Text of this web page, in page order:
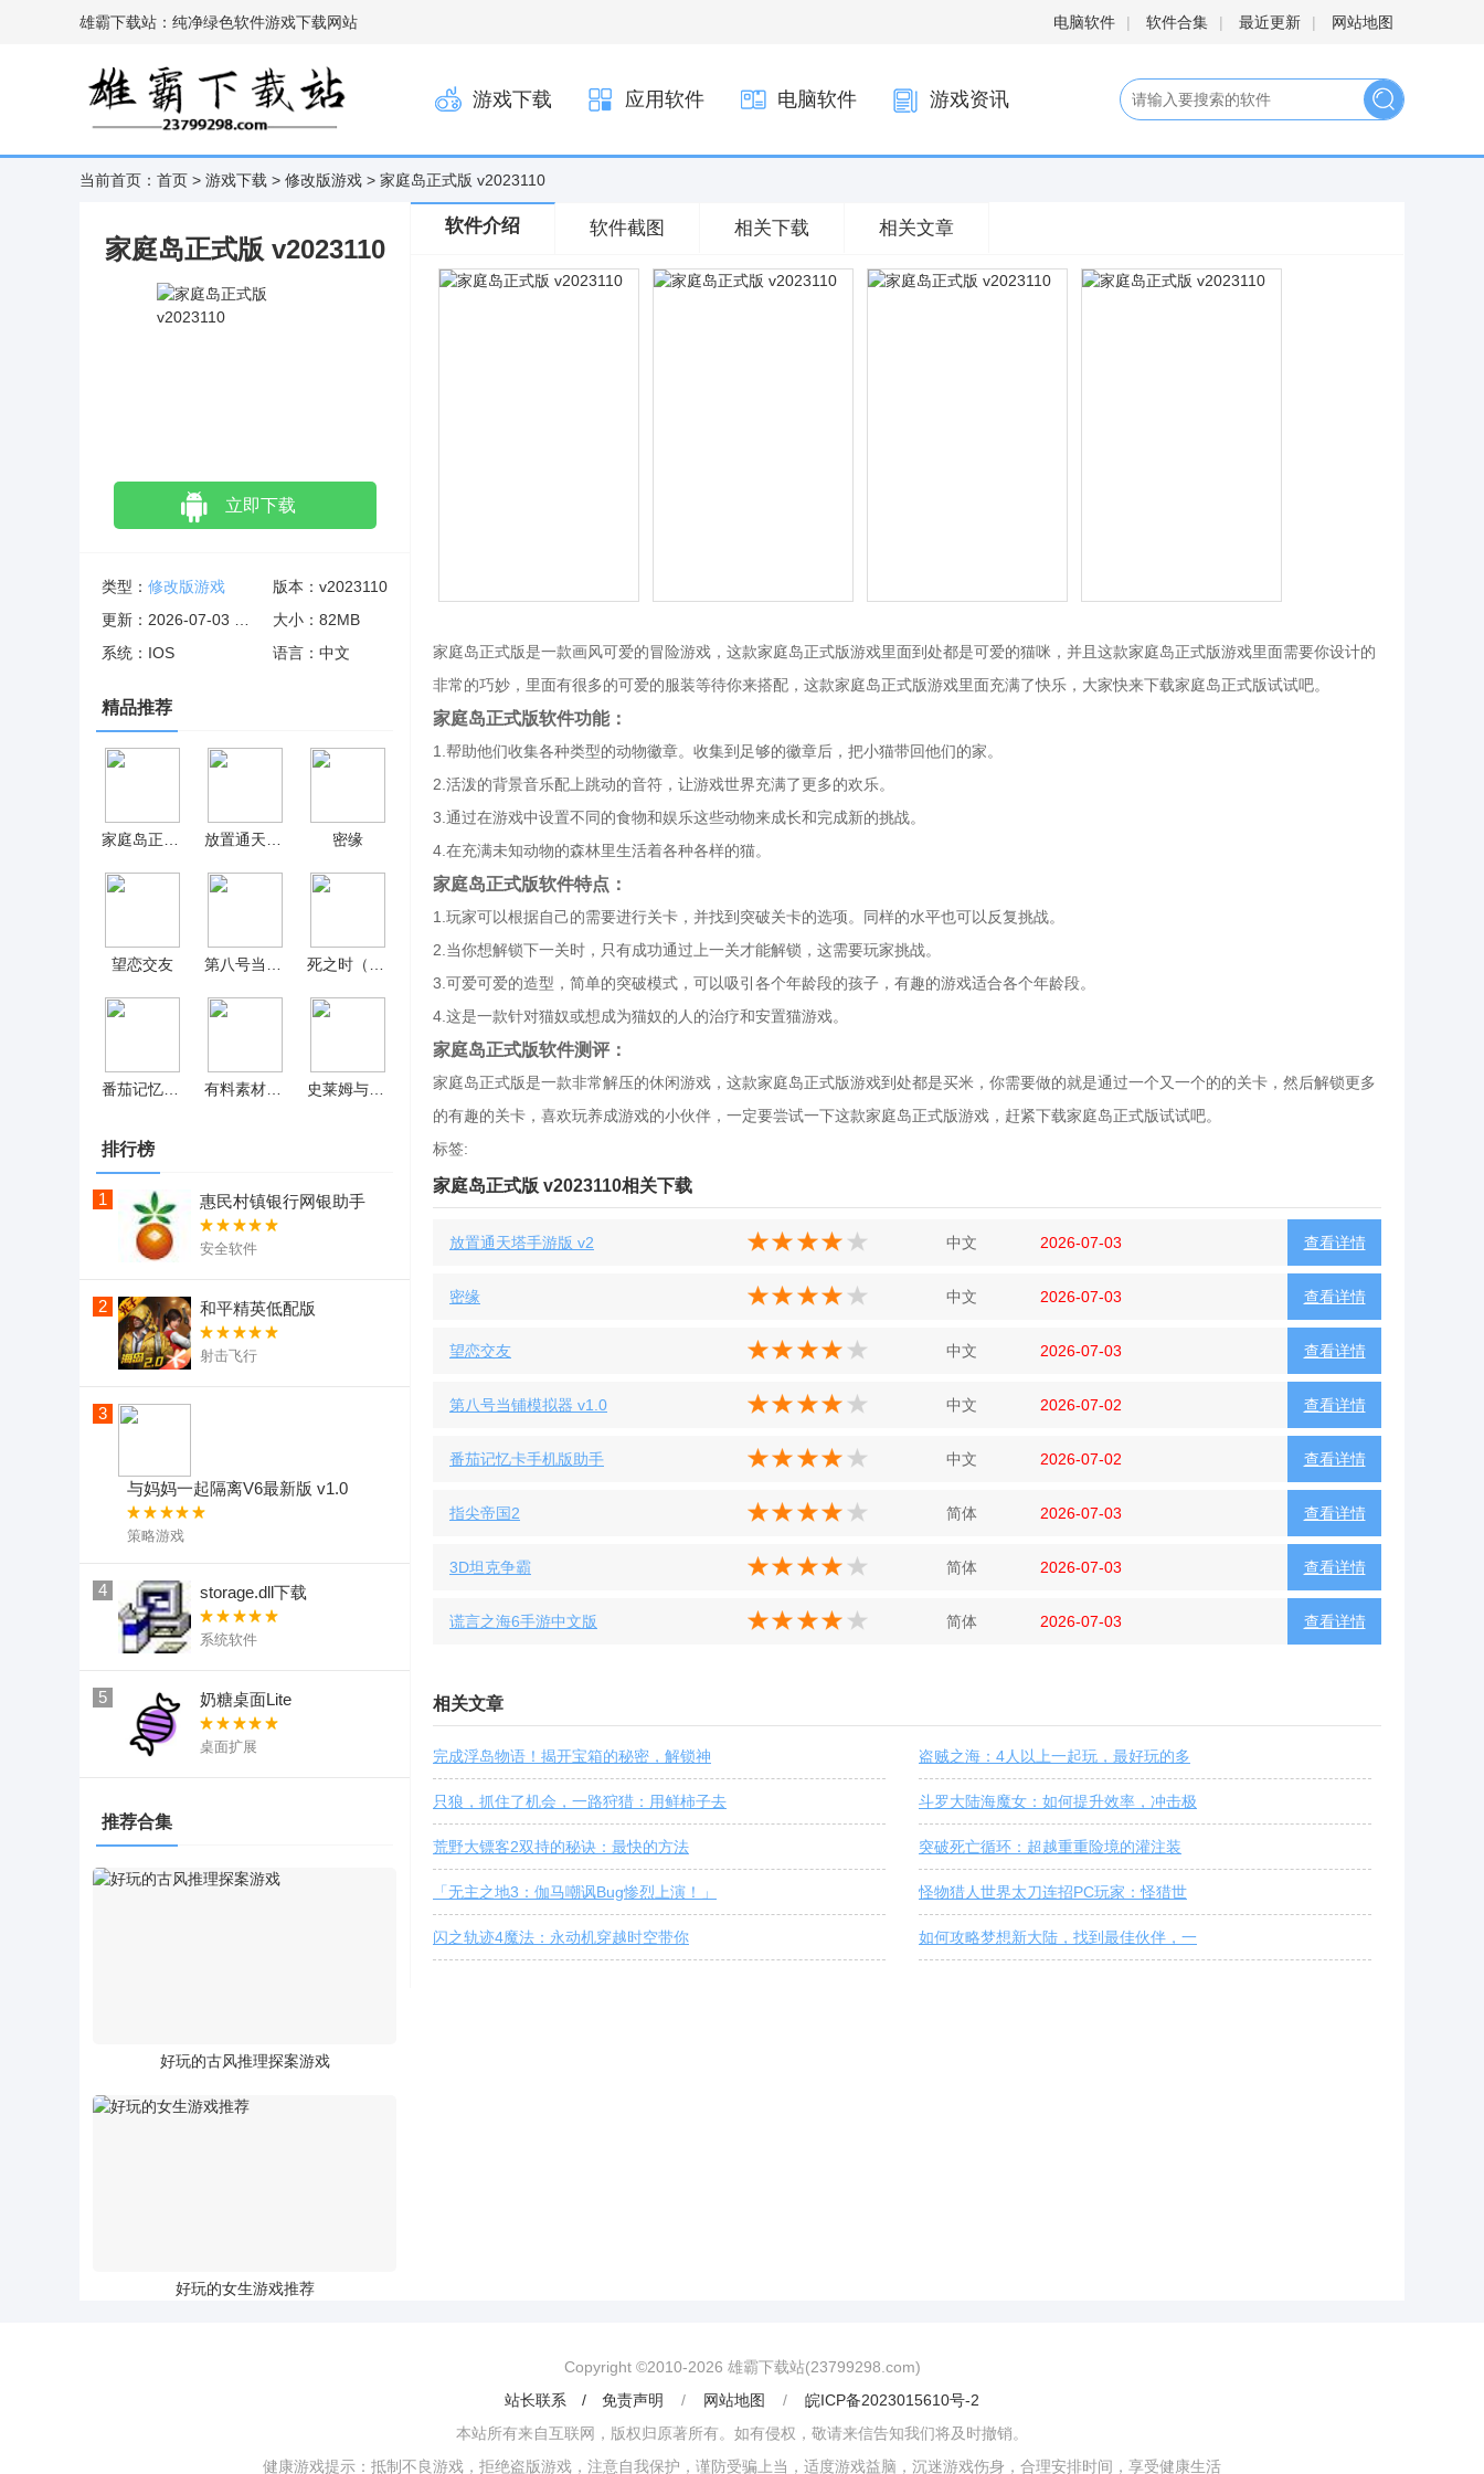
雄霸下载站：纯净绿色软件游戏下载网站 电脑软件 | 软件合集 | 最近更新 | 网站地图
游戏下载 应用软件 电脑软件 游戏资讯
当前首页： 首页 > 游戏下载 > 修改版游戏 > 家庭岛正式版 v2023110
家庭岛正式版 v2023110
立即下载
类型： 修改版游戏
版本：v2023110
大小：82MB
系统：IOS
语言：中文
精品推荐
密缘
望恋交友
排行榜
1 惠民村镇银行网银助手
安全软件
2 和平精英低配版
射击飞行
3
与妈妈一起隔离V6最新版 v1.0
策略游戏
4 storage.dll下载
系统软件
5 奶糖桌面Lite
桌面扩展
推荐合集
好玩的古风推理探案游戏
好玩的女生游戏推荐
软件介绍 软件截图 相关下载 相关文章
家庭岛正式版是一款画风可爱的冒险游戏，这款家庭岛正式版游戏里面到处都是可爱的猫咪，并且这款家庭岛正式版游戏里面需要你设计的
非常的巧妙，里面有很多的可爱的服装等待你来搭配，这款家庭岛正式版游戏里面充满了快乐，大家快来下载家庭岛正式版试试吧。
家庭岛正式版软件功能：
1.帮助他们收集各种类型的动物徽章。收集到足够的徽章后，把小猫带回他们的家。
2.活泼的背景音乐配上跳动的音符，让游戏世界充满了更多的欢乐。
3.通过在游戏中设置不同的食物和娱乐这些动物来成长和完成新的挑战。
4.在充满未知动物的森林里生活着各种各样的猫。
家庭岛正式版软件特点：
1.玩家可以根据自己的需要进行关卡，并找到突破关卡的选项。同样的水平也可以反复挑战。
2.当你想解锁下一关时，只有成功通过上一关才能解锁，这需要玩家挑战。
3.可爱可爱的造型，简单的突破模式，可以吸引各个年龄段的孩子，有趣的游戏适合各个年龄段。
4.这是一款针对猫奴或想成为猫奴的人的治疗和安置猫游戏。
家庭岛正式版软件测评：
家庭岛正式版是一款非常解压的休闲游戏，这款家庭岛正式版游戏到处都是买米，你需要做的就是通过一个又一个的的关卡，然后解锁更多
的有趣的关卡，喜欢玩养成游戏的小伙伴，一定要尝试一下这款家庭岛正式版游戏，赶紧下载家庭岛正式版试试吧。
标签:
家庭岛正式版 v2023110相关下载
查看详情
放置通天塔手游版 v2 中文 2026-07-03
查看详情
密缘 中文 2026-07-03
查看详情
望恋交友 中文 2026-07-03
查看详情
第八号当铺模拟器 v1.0 中文 2026-07-02
查看详情
番茄记忆卡手机版助手 中文 2026-07-02
查看详情
指尖帝国2 简体 2026-07-03
查看详情
3D坦克争霸 简体 2026-07-03
查看详情
谎言之海6手游中文版 简体 2026-07-03
相关文章
完成浮岛物语！揭开宝箱的秘密，解锁神 盗贼之海：4人以上一起玩，最好玩的多
只狼，抓住了机会，一路狩猎：用鲜柿子去 斗罗大陆海魔女：如何提升效率，冲击极
荒野大镖客2双持的秘诀：最快的方法 突破死亡循环：超越重重险境的灌注装
「无主之地3：伽马嘲讽Bug惨烈上演！」 怪物猎人世界太刀连招PC玩家：怪猎世
闪之轨迹4魔法：永动机穿越时空带你 如何攻略梦想新大陆，找到最佳伙伴，一
Copyright ©2010-2026 雄霸下载站(23799298.com)
站长联系 / 免责声明
/ 网站地图 /
皖ICP备2023015610号-2
本站所有来自互联网，版权归原著所有。如有侵权，敬请来信告知我们将及时撤销。
健康游戏提示：抵制不良游戏，拒绝盗版游戏，注意自我保护，谨防受骗上当，适度游戏益脑，沉迷游戏伤身，合理安排时间，享受健康生活